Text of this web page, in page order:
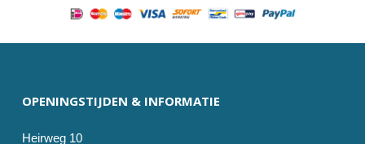
OPENINGSTIJDEN & INFORMATIE
Heirweg 10